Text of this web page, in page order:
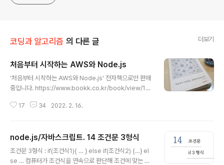
코딩과 알고리즘 의 다른 글 더보기
처음부터 시작하는 AWS와 Node.js
'처음부터 시작하는 AWS와 Node.js' 전자책으로만 판매
중입니다. https://www.bookk.co.kr/book/view/13
기술 웹소켓에 특화된 Node.js와 세계 최대의 가상 서버
를 사용하여 서버 www.bookk.co.kr 모던 자바스크립트
문법과 함께 Node.js의 기초, AWS서버 설정, express,
정적/동적웹페이지, Mysql 연결 및 쪽지게시판, 최종장에
17 34 2022. 2. 16.
node.js/자바스크립트. 14 조건문 3형식
조건문 3형식 : if(조건식1){ … } else if(조건식2) {…} el
se … 컴퓨터가 조건식을 연속으로 판단해 조건에 맞는 코